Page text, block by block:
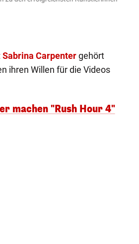
Sabrina Carpentergehört
ihren Willen für die Videos
machen "Rush Hour 4"